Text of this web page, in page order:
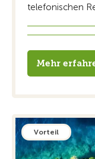
telefonischen
Mehr
Vorteil